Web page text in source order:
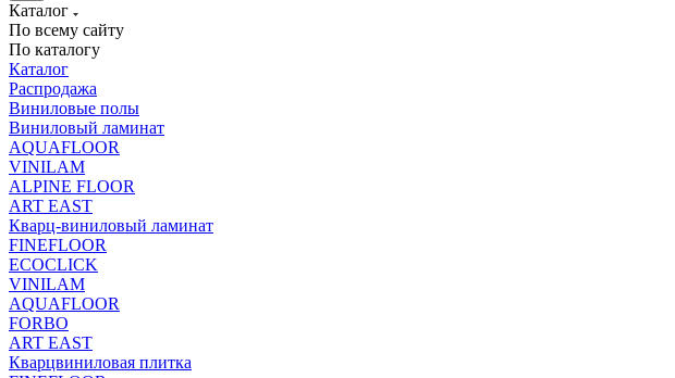
Каталог
По всему сайту
По каталогу
Каталог
Распродажа
Виниловые полы
Виниловый ламинат
AQUAFLOOR
VINILAM
ALPINE FLOOR
ART EAST
Кварц-виниловый ламинат
FINEFLOOR
ECOCLICK
VINILAM
AQUAFLOOR
FORBO
ART EAST
Кварцвиниловая плитка